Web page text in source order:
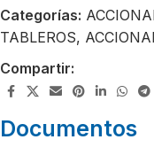
Categorías:
TABLEROS,
Compartir:
Documentos